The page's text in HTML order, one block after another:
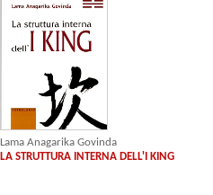
Lama Anagarika Govinda
LA STRUTTURA INTERNA DELL'I KING